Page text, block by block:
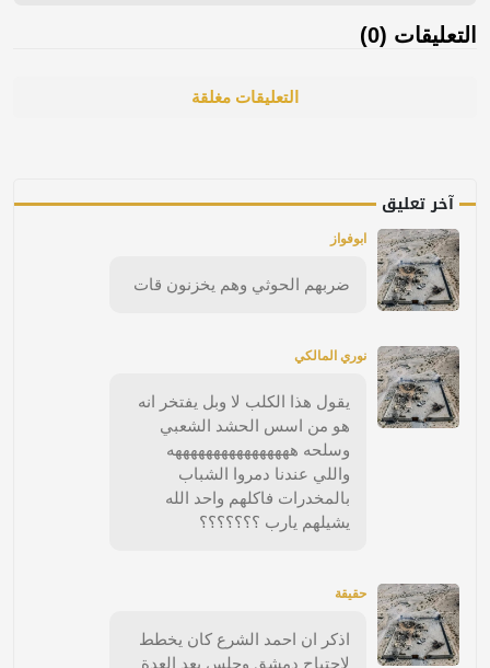
التعليقات (0)
التعليقات مغلقة
آخر تعليق
ابوفواز
ضربهم الحوثي وهم يخزنون قات
نوري المالكي
يقول هذا الكلب لا وبل يفتخر انه
هو من اسس الحشد الشعبي
وسلحه ههههههههههههههههه
واللي عندنا دمروا الشباب
بالمخدرات فاكلهم واحد الله
يشيلهم يارب ؟؟؟؟؟؟؟
حقيقة
اذكر ان احمد الشرع كان يخطط
لاجتياح دمشق وجلس يعد العدة